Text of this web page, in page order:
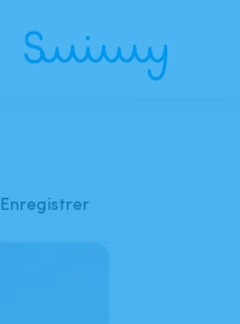
Enregistrer